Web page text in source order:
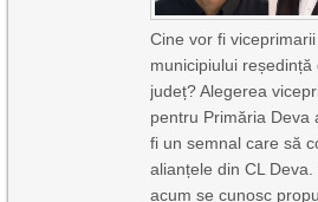
Cine vor fi viceprimarii
municipiului reședință
județ? Alegerea
pentru Primăria Deva
fi un semnal care să
alianțele din CL Deva.
acum se cunosc